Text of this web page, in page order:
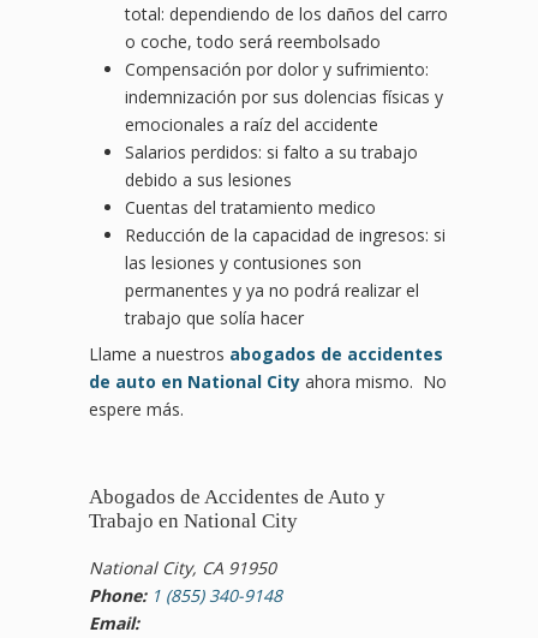
total: dependiendo de los daños del carro
o coche, todo será reembolsado
Compensación por dolor y sufrimiento:
indemnización por sus dolencias físicas y
emocionales a raíz del accidente
Salarios perdidos: si falto a su trabajo
debido a sus lesiones
Cuentas del tratamiento medico
Reducción de la capacidad de ingresos: si
las lesiones y contusiones son
permanentes y ya no podrá realizar el
trabajo que solía hacer
Llame a nuestros abogados de accidentes
de auto en National City ahora mismo. No
espere más.
Abogados de Accidentes de Auto y
Trabajo en National City
National City, CA 91950
Phone: 1 (855) 340-9148
Email: